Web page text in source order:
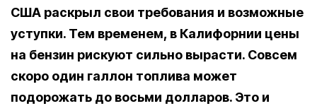
США раскрыл свои требования и возможные
уступки. Тем временем, в Калифорнии цены
на бензин рискуют сильно вырасти. Совсем
скоро один галлон топлива может
подорожать до восьми долларов. Это и